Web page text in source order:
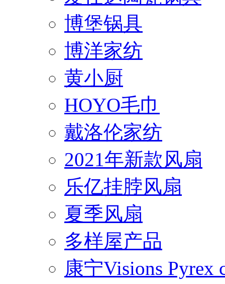
博堡锅具
博洋家纺
黄小厨
HOYO毛巾
戴洛伦家纺
2021年新款风扇
乐亿挂脖风扇
夏季风扇
多样屋产品
康宁Visions Pyrex